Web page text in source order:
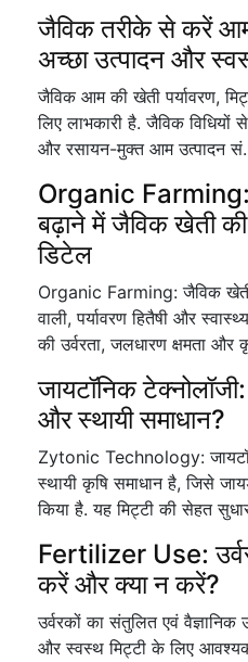
जैविक तरीके से करें
अच्छा उत्पादन और
जैविक आम की खेती पर्यावरण,
लिए लाभकारी है. जैविक
और रसायन-मुक्त आम उत्पादन
Organic Farming:
बढ़ाने में जैविक खेती
डिटेल
Organic Farming: जैविक
वाली, पर्यावरण हितैषी और
की उर्वरता, जलधारण क्षमता और
जायटॉनिक
और स्थायी समाधान?
Zytonic Technology:
स्थायी कृषि समाधान है, जिसे
किया है. यह मिट्टी की सेहत
Fertilizer Use:
करें और क्या न करें?
उर्वरकों का संतुलित एवं
और स्वस्थ मिट्टी के लिए